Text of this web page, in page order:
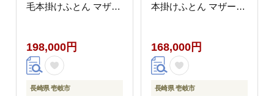
毛本掛けふとん マザー
羽毛布団 本掛け
[JFJ037] 200000
200000円 20万円
198,000円
長崎県 壱岐市
本掛けふとん マザーホ
羽毛布団 本掛け
[JFJ036] 200000
200000円 20万円
168,000円
長崎県 壱岐市